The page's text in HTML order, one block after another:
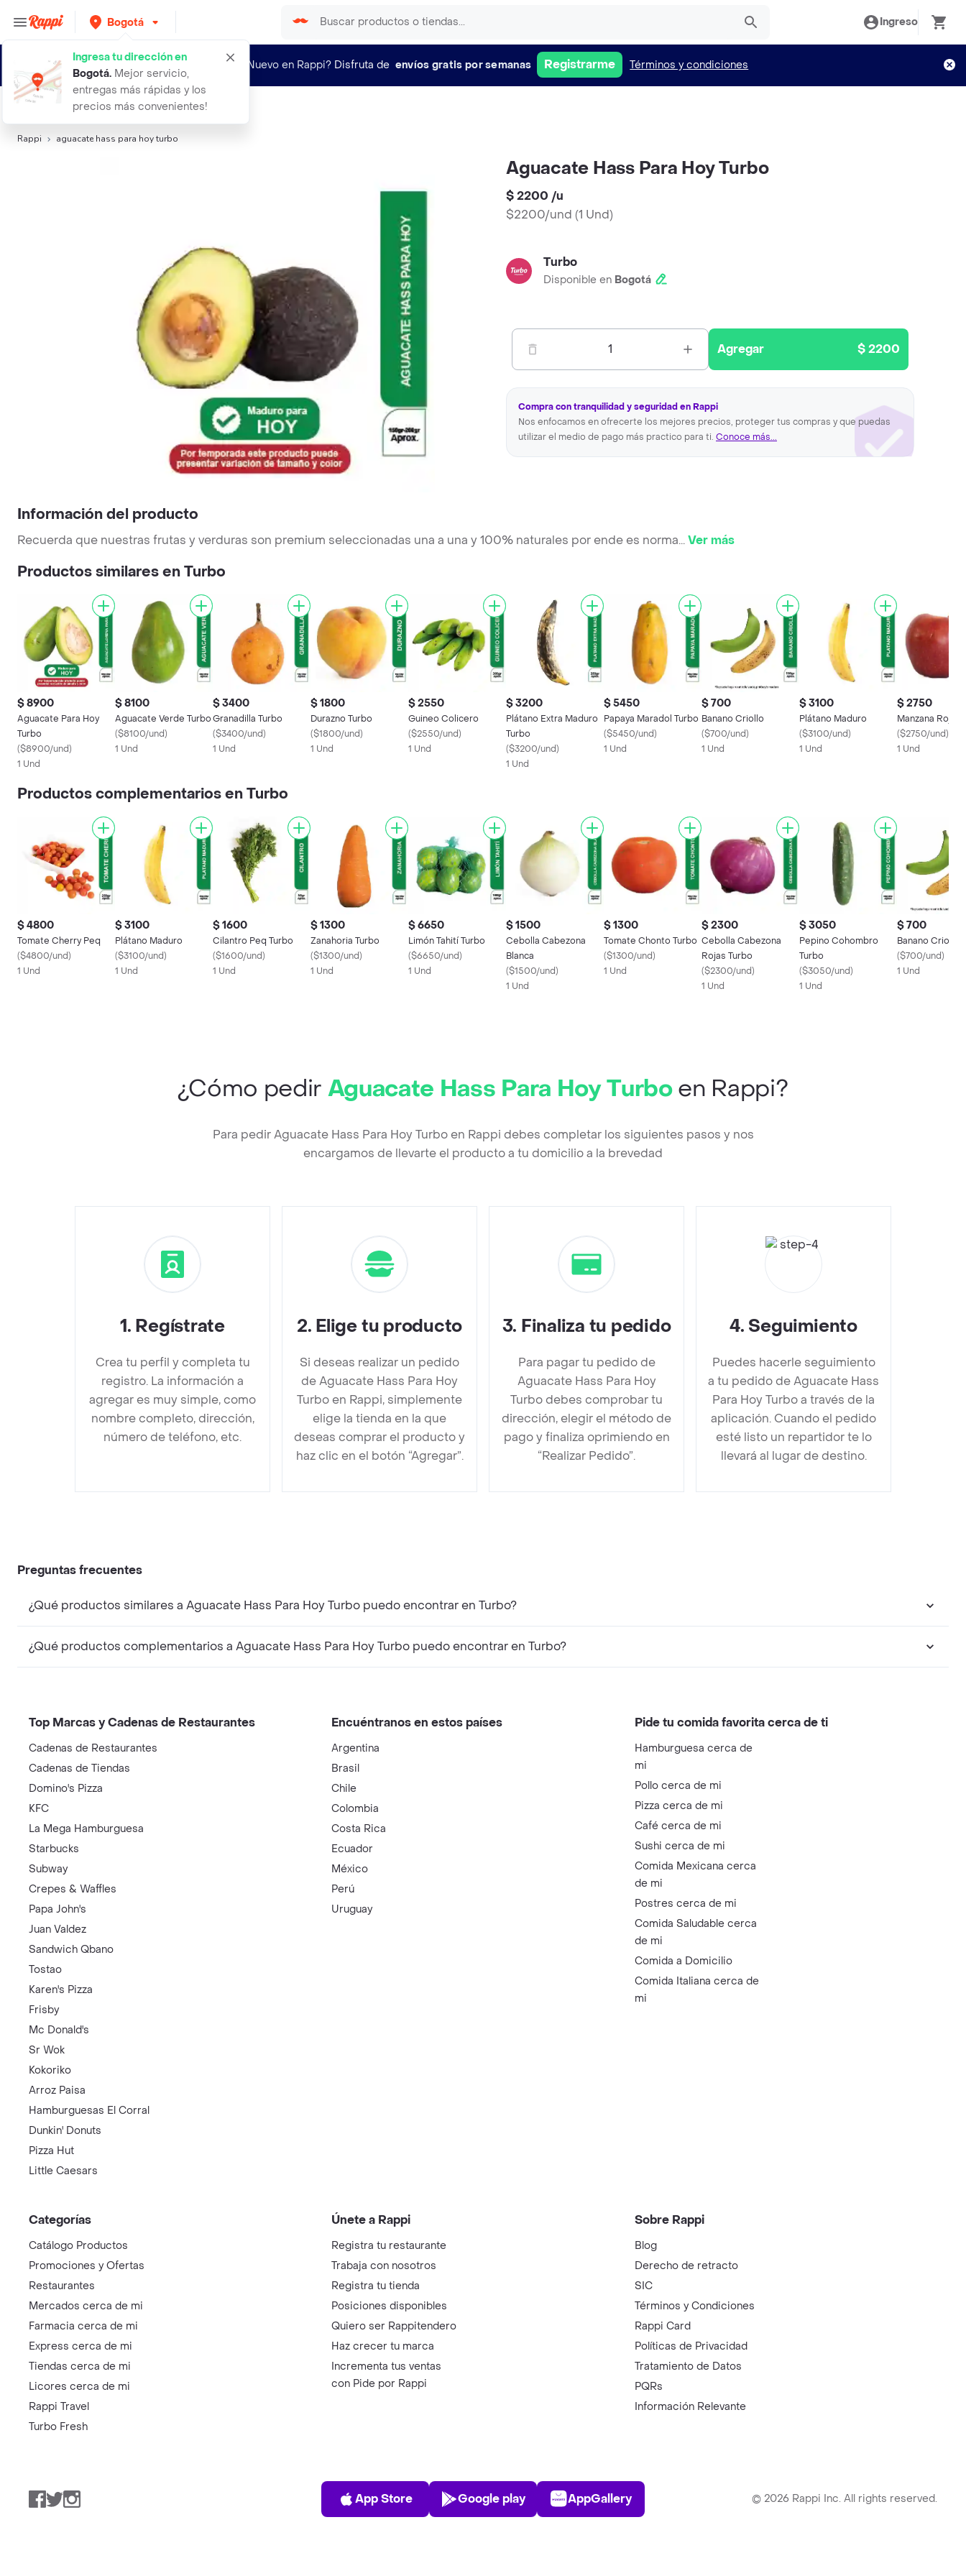
Bogotá
Ingresa tu dirección en
Bogotá. Mejor servicio,
entregas más rápidas y los
precios más convenientes!
Ingreso
¿Nuevo en Rappi? Disfruta de envíos gratis por semanas Registrarme Términos y condiciones
Búsquedas relacionadas:Frutas,Turbo,Limon Tahiti
Rappi aguacate hass para hoy turbo
Aguacate Hass Para Hoy Turbo
$ 2200 /u
$2200/und (1 Und)
Turbo
Disponible en Bogotá
1 Agregar $ 2200
Compra con tranquilidad y seguridad en Rappi
Nos enfocamos en ofrecerte los mejores precios, proteger tus compras y que puedas
utilizar el medio de pago más practico para ti. Conoce más...
Información del producto
Recuerda que nuestras frutas y verduras son premium seleccionadas una a una y 100% naturales por ende es norma...Ver más
Productos similares en Turbo
$ 8900
Aguacate Para Hoy
Turbo
($8900/und)
1 Und
$ 8100
Aguacate Verde Turbo
($8100/und)
1 Und
$ 3400
Granadilla Turbo
($3400/und)
1 Und
$ 1800
Durazno Turbo
($1800/und)
1 Und
$ 2550
Guineo Colicero
($2550/und)
1 Und
$ 3200
Plátano Extra Maduro
Turbo
($3200/und)
1 Und
$ 5450
Papaya Maradol Turbo
($5450/und)
1 Und
$ 700
Banano Criollo
($700/und)
1 Und
$ 3100
Plátano Maduro
($3100/und)
1 Und
$ 2750
Manzana Roja
($2750/und)
1 Und
Productos complementarios en Turbo
$ 4800
Tomate Cherry Peq
($4800/und)
1 Und
$ 3100
Plátano Maduro
($3100/und)
1 Und
$ 1600
Cilantro Peq Turbo
($1600/und)
1 Und
$ 1300
Zanahoria Turbo
($1300/und)
1 Und
$ 6650
Limón Tahití Turbo
($6650/und)
1 Und
$ 1500
Cebolla Cabezona
Blanca
($1500/und)
1 Und
$ 1300
Tomate Chonto Turbo
($1300/und)
1 Und
$ 2300
Cebolla Cabezona
Rojas Turbo
($2300/und)
1 Und
$ 3050
Pepino Cohombro
Turbo
($3050/und)
1 Und
$ 700
Banano Criollo
($700/und)
1 Und
¿Cómo pedir Aguacate Hass Para Hoy Turboen Rappi?
Para pedir Aguacate Hass Para Hoy Turbo en Rappi debes completar los siguientes pasos y nos
encargamos de llevarte el producto a tu domicilio a la brevedad
1. Regístrate
Crea tu perfil y completa tu
registro. La información a
agregar es muy simple, como
nombre completo, dirección,
número de teléfono, etc.
2. Elige tu producto
Si deseas realizar un pedido
de Aguacate Hass Para Hoy
Turbo en Rappi, simplemente
elige la tienda en la que
deseas comprar el producto y
haz clic en el botón “Agregar”.
3. Finaliza tu pedido
Para pagar tu pedido de
Aguacate Hass Para Hoy
Turbo debes comprobar tu
dirección, elegir el método de
pago y finaliza oprimiendo en
“Realizar Pedido”.
4. Seguimiento
Puedes hacerle seguimiento
a tu pedido de Aguacate Hass
Para Hoy Turbo a través de la
aplicación. Cuando el pedido
esté listo un repartidor te lo
llevará al lugar de destino.
Preguntas frecuentes
¿Qué productos similares a Aguacate Hass Para Hoy Turbo puedo encontrar en Turbo?
¿Qué productos complementarios a Aguacate Hass Para Hoy Turbo puedo encontrar en Turbo?
Top Marcas y Cadenas de Restaurantes
Cadenas de Restaurantes
Cadenas de Tiendas
Domino's Pizza
KFC
La Mega Hamburguesa
Starbucks
Subway
Crepes & Waffles
Papa John's
Juan Valdez
Sandwich Qbano
Tostao
Karen's Pizza
Frisby
Mc Donald's
Sr Wok
Kokoriko
Arroz Paisa
Hamburguesas El Corral
Dunkin' Donuts
Pizza Hut
Little Caesars
Encuéntranos en estos países
Argentina
Brasil
Chile
Colombia
Costa Rica
Ecuador
México
Perú
Uruguay
Pide tu comida favorita cerca de ti
Hamburguesa cerca de
mi
Pollo cerca de mi
Pizza cerca de mi
Café cerca de mi
Sushi cerca de mi
Comida Mexicana cerca
de mi
Postres cerca de mi
Comida Saludable cerca
de mi
Comida a Domicilio
Comida Italiana cerca de
mi
Categorías
Catálogo Productos
Promociones y Ofertas
Restaurantes
Mercados cerca de mi
Farmacia cerca de mi
Express cerca de mi
Tiendas cerca de mi
Licores cerca de mi
Rappi Travel
Turbo Fresh
Únete a Rappi
Registra tu restaurante
Trabaja con nosotros
Registra tu tienda
Posiciones disponibles
Quiero ser Rappitendero
Haz crecer tu marca
Incrementa tus ventas
con Pide por Rappi
Sobre Rappi
Blog
Derecho de retracto
SIC
Términos y Condiciones
Rappi Card
Políticas de Privacidad
Tratamiento de Datos
PQRs
Información Relevante
Facebook
TwitterInstagram
App Store
App Store
Play Store
Google play
AppGallery
AppGallery © 2026 Rappi Inc. All rights reserved.